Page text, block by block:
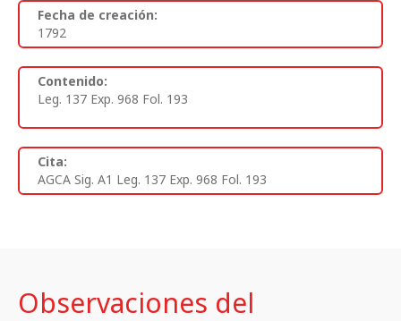
Fecha de creación:
1792
Contenido:
Leg. 137 Exp. 968 Fol. 193
Cita:
AGCA Sig. A1 Leg. 137 Exp. 968 Fol. 193
Observaciones del